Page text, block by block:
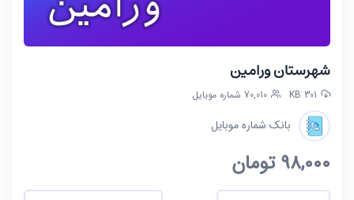
شهرستان ورامین
301 KB 70,010 شماره موبایل
بانک شماره موبایل
98,000تومان